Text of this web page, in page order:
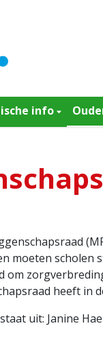
info
moeten scholen
om
heeft in
uit: Janine